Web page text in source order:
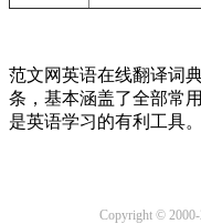
范文网英语在线翻译词
条，基本涵盖了全部常
是英语学习的有利工具。
Copyright © 2000-